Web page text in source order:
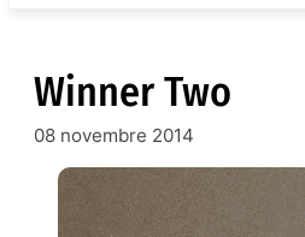
Winner Two
08 novembre 2014